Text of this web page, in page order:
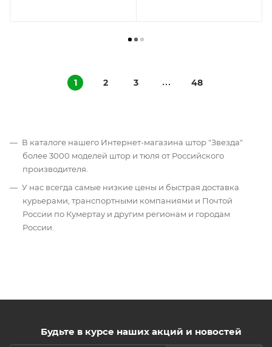
1 2 3 48
В каталоге нашего Интернет-магазина штор "Звезда"
более 3000 моделей штор и тюля от Российского
производителя.
У нас всегда самые низкие цены и быстрая доставка
курьерами, транспортными компаниями и Почтой
России по Кумертау и другим регионам и городам
России.
Будьте в курсе наших акций и новостей